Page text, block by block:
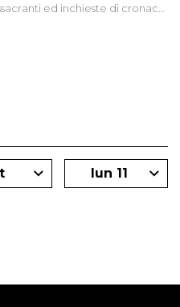
ed inchieste di cronaca
lun 11